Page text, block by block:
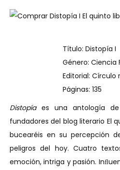
Título: Distopía I
Género: Ciencia
Editorial: Círculo
Páginas: 135
Distopíaes una antología de
fundadores del blog literario El
bucearéis en su percepción
peligros del hoy. Cuatro
emoción, intriga y pasión.